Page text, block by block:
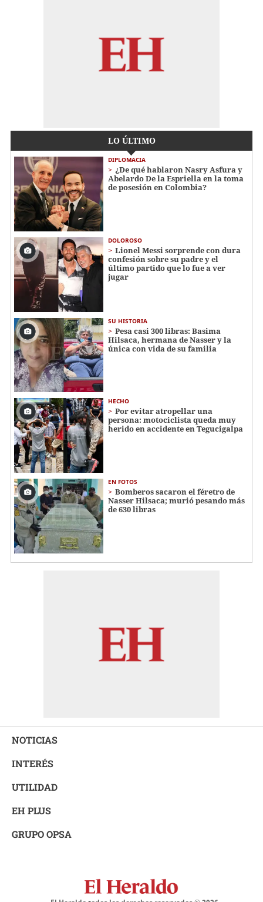
LO ÚLTIMO
DIPLOMACIA
¿De qué hablaron Nasry Asfura y
Abelardo De la Espriella en la toma
de posesión en Colombia?
DOLOROSO
Lionel Messi sorprende con dura
confesión sobre su padre y el
último partido que lo fue a ver
jugar
SU HISTORIA
Pesa casi 300 libras: Basima
Hilsaca, hermana de Nasser y la
única con vida de su familia
HECHO
Por evitar atropellar una
persona: motociclista queda muy
herido en accidente en Tegucigalpa
EN FOTOS
Bomberos sacaron el féretro de
Nasser Hilsaca; murió pesando más
de 630 libras
NOTICIAS
INTERÉS
UTILIDAD
EH PLUS
GRUPO OPSA